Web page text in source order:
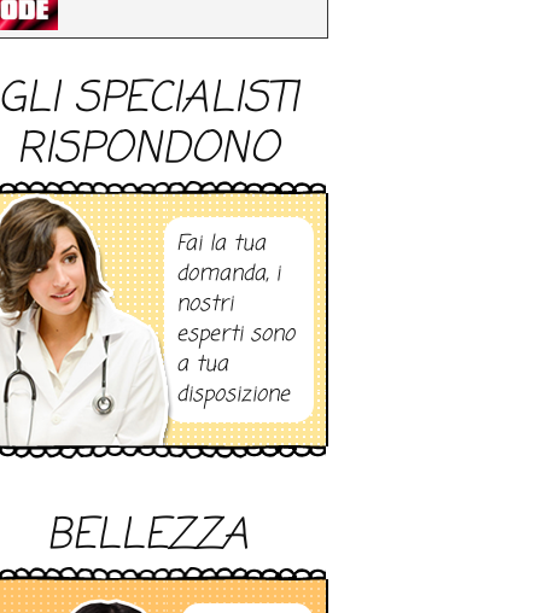
GLI SPECIALISTI
RISPONDONO
Fai la tua
domanda, i
nostri
esperti sono
a tua
disposizione
BELLEZZA